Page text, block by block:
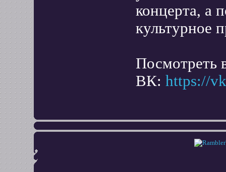
концерта, а
культурное
Посмотреть
ВК: https://